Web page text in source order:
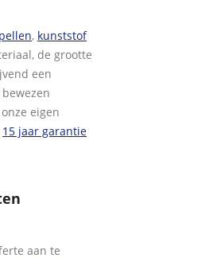
, kunststof
de grootte
een
eigen
15 jaar garantie
aan te